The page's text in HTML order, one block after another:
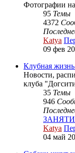
Фотографии
95 Темы
4372
Katya
09 фев
Клубная
Новости,
клуба
35 Темы
946
Katya
04 май